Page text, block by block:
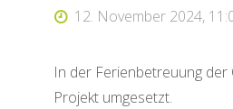
12. November 2024,
In der Ferienbetreuung der
Projekt umgesetzt.